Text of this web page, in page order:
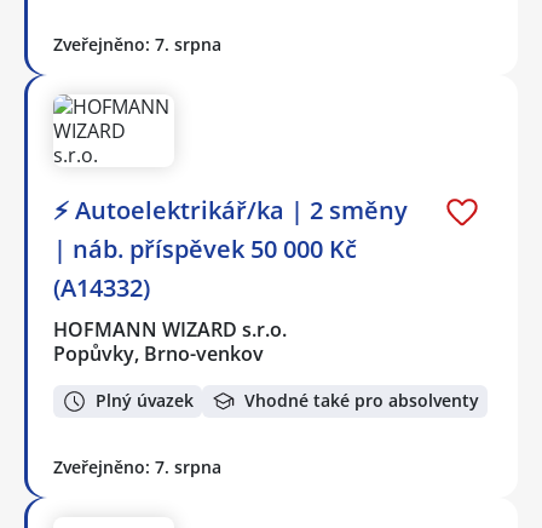
Zveřejněno: 7. srpna
⚡ Autoelektrikář/ka | 2 směny
| náb. příspěvek 50 000 Kč
(A14332)
HOFMANN WIZARD s.r.o.
Popůvky, Brno-venkov
Plný úvazek Vhodné také pro absolventy
Zveřejněno: 7. srpna